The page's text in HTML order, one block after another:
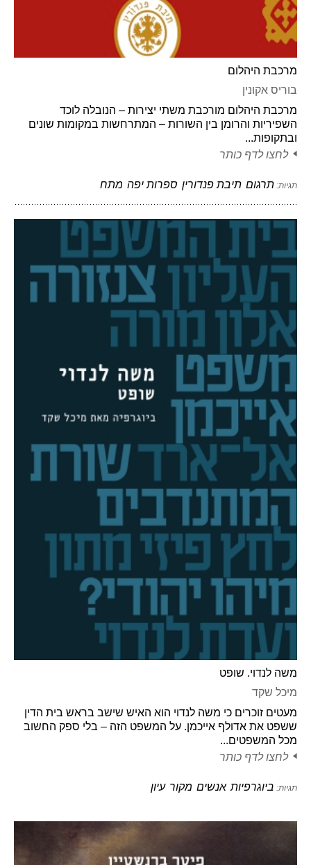
מרכבת היהלום
בוריס אקונין
מרכבת היהלום מורכבת משתי יצירות – הנובלה לוכד
השפיריות והרומן בין השורות – המתרחשות במקומות שונים
ובתקופות...
לחצו לדף כותר
תגיות: תרגום תיבת פנדורין ספרות יפה מתח
משה לנדוי. שופט
מיכל שקד
מעטים זוכרים כי משה לנדוי הוא האיש שישב בראש בית הדין
ששפט את אדולף אייכמן. על המשפט הזה – בלי ספק החשוב
מכל המשפטים...
לחצו לדף כותר
תגיות: ביוגרפיות אנשים מקור עיון